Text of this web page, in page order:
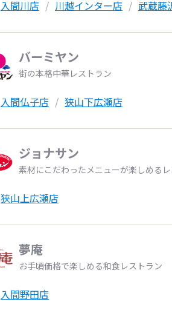
入間川店 川越インター店 武蔵藤
バーミヤン
街の本格中華レストラン
入間仏子店 狭山下広瀬店
ジョナサン
素材にこだわったメニューが楽しめる
狭山上広瀬店
夢庵
お手頃価格で楽しめる和食レストラン
入間野田店